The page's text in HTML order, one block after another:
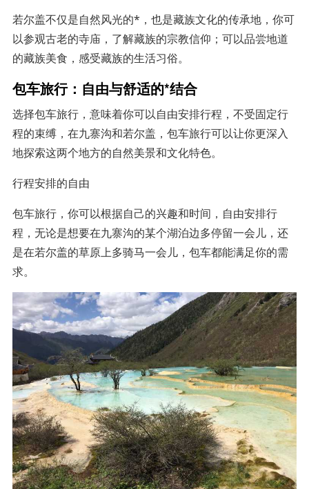
若尔盖不仅是自然风光的*，也是藏族文化的传承地，你可
以参观古老的寺庙，了解藏族的宗教信仰；可以品尝地道
的藏族美食，感受藏族的生活习俗。
包车旅行：自由与舒适的*结合
选择包车旅行，意味着你可以自由安排行程，不受固定行
程的束缚，在九寨沟和若尔盖，包车旅行可以让你更深入
地探索这两个地方的自然美景和文化特色。
行程安排的自由
包车旅行，你可以根据自己的兴趣和时间，自由安排行
程，无论是想要在九寨沟的某个湖泊边多停留一会儿，还
是在若尔盖的草原上多骑马一会儿，包车都能满足你的需
求。